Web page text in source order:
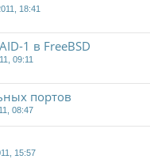
18:41
1 в FreeBSD
09:11
портов
08:47
15:57